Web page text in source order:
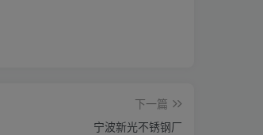
下一篇
宁波新光不锈钢厂